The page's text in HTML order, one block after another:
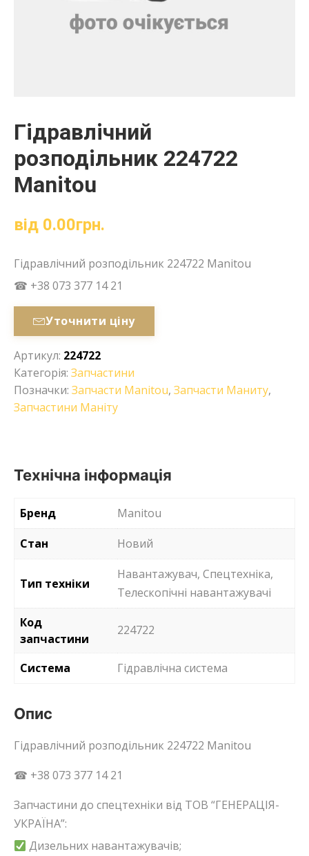
Гідравлічний
розподільник 224722
Manitou
від 0.00грн.
Гідравлічний розподільник 224722 Manitou
☎ +38 073 377 14 21
Уточнити ціну
Артикул: 224722
Категорія: Запчастини
Позначки: Запчасти Manitou, Запчасти Маниту,
Запчастини Маніту
Технічна інформація
Бренд
Manitou
Стан
Новий
Тип техніки
Навантажувач, Спецтехніка,
Телескопічні навантажувачі
Код
запчастини
224722
Система Гідравлічна система
Опис
Гідравлічний розподільник 224722 Manitou
☎ +38 073 377 14 21
Запчастини до спецтехніки від ТОВ “ГЕНЕРАЦІЯ-
УКРАЇНА”:
Дизельних навантажувачів;